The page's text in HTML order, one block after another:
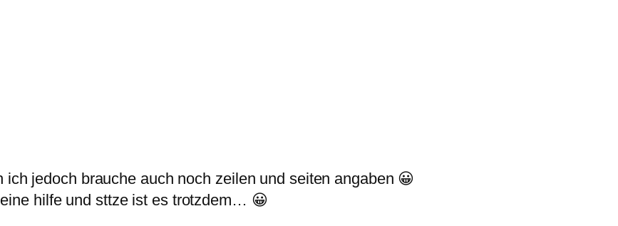
jedoch brauche auch noch zeilen und seiten angaben 😀
hilfe und sttze ist es trotzdem… 😀